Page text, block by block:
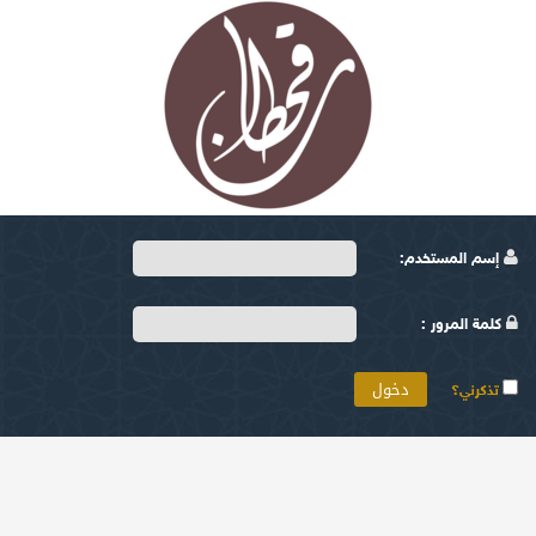
إسم المستخدم:
كلمة المرور :
تذكرني؟